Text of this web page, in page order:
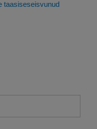
taasiseseisvunud